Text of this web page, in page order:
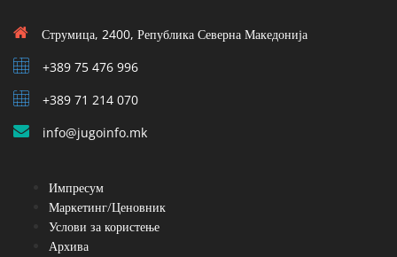
Струмица, 2400, Република Северна Македонија
+389 75 476 996
+389 71 214 070
info@jugoinfo.mk
Импресум
Маркетинг/Ценовник
Услови за користење
Архива